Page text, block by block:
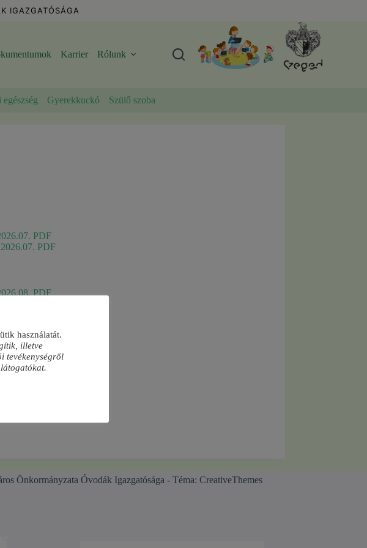
IGAZGATÓSÁGA
Karrier Rólunk
Gyerekkuckó Szülő szoba
PDF
PDF
PDF
napok 2025/26
napok 2026/27
Önkormányzata Óvodák Igazgatósága - Téma:CreativeThemes
használatát.
illetve
tevékenységről